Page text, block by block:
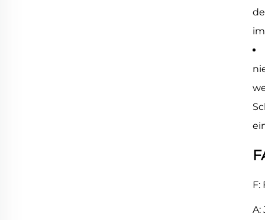
F:
A: